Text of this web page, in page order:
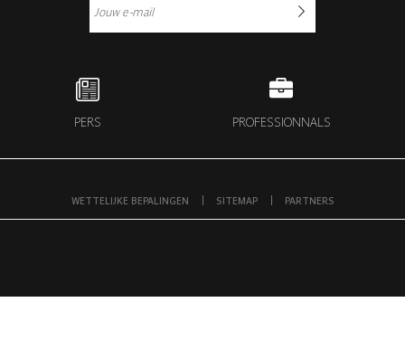
PERS PROFESSIONNALS
WETTELIJKE BEPALINGEN SITEMAP PARTNERS